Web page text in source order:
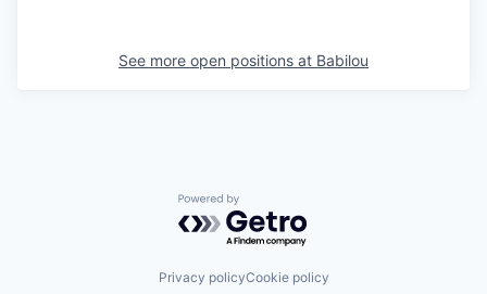
See more open positions at Babilou
Powered by Getro.com
Privacy policyCookie policy